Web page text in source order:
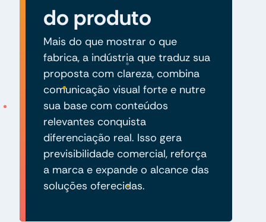
do produto
Mais do que mostrar o que
fabrica, a indústria que traduz sua
proposta com clareza, combina
comunicação visual forte e nutre
sua base com conteúdos
relevantes conquista
diferenciação real. Isso gera
previsibilidade comercial, reforça
a marca e expande o alcance das
soluções oferecidas.